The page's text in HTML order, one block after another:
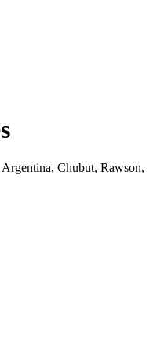
Chubut, Rawson,